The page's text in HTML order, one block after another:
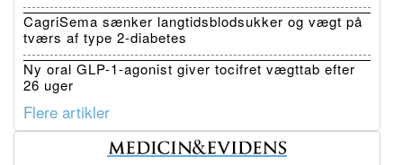
CagriSema sænker langtidsblodsukker og vægt på
tværs af type 2-diabetes
Ny oral GLP-1-agonist giver tocifret vægttab efter
26 uger
Flere artikler